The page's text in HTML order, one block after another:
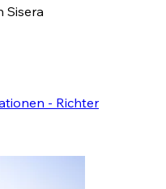
Sisera
- Richter